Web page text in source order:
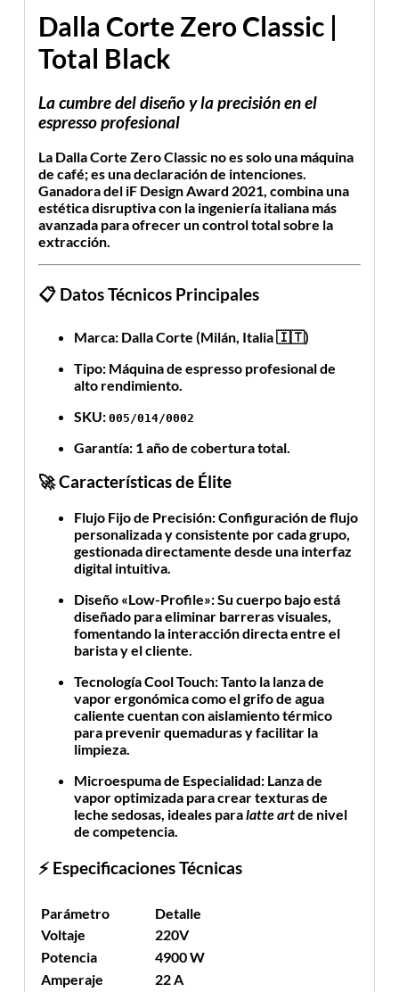
Dalla Corte Zero Classic |
Total Black
La cumbre del diseño y la precisión en el
espresso profesional
La Dalla Corte Zero Classicno es solo una máquina
de café; es una declaración de intenciones.
Ganadora del iF Design Award 2021, combina una
estética disruptiva con la ingeniería italiana más
avanzada para ofrecer un control total sobre la
extracción.
📋 Datos Técnicos Principales
Marca:Dalla Corte (Milán, Italia 🇮🇹)
Tipo:Máquina de espresso profesional de
alto rendimiento.
SKU: 005/014/0002
Garantía:1 año de cobertura total.
🚀 Características de Élite
Flujo Fijo de Precisión:Configuración de flujo
personalizada y consistente por cada grupo,
gestionada directamente desde una interfaz
digital intuitiva.
Diseño «Low-Profile»:Su cuerpo bajo está
diseñado para eliminar barreras visuales,
fomentando la interacción directa entre el
barista y el cliente.
Tecnología Cool Touch:Tanto la lanza de
vapor ergonómica como el grifo de agua
caliente cuentan con aislamiento térmico
para prevenir quemaduras y facilitar la
limpieza.
Microespuma de Especialidad:Lanza de
vapor optimizada para crear texturas de
leche sedosas, ideales paralatte artde nivel
de competencia.
⚡ Especificaciones Técnicas
Parámetro
Detalle
Voltaje
220V
Potencia
4900 W
Amperaje
22 A